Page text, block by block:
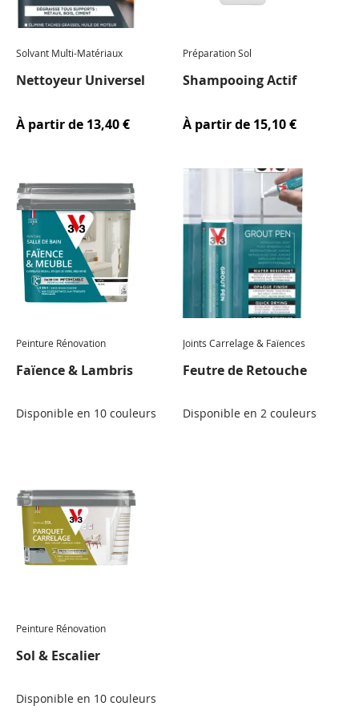
Solvant Multi-Matériaux
Nettoyeur Universel
À partir de 13,40 €
Préparation Sol
Shampooing Actif
À partir de 15,10 €
Peinture Rénovation
Faïence & Lambris
Disponible en 10 couleurs
Joints Carrelage & Faïences
Feutre de Retouche
Disponible en 2 couleurs
Peinture Rénovation
Sol & Escalier
Disponible en 10 couleurs